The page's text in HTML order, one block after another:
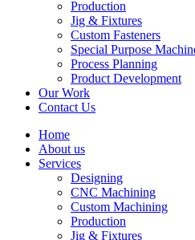
Production
Jig & Fixtures
Custom Fasteners
Special Purpose
Process Planning
Product Development
Our Work
Contact Us
Home
About us
Services
Designing
CNC Machining
Custom Machining
Production
Jig & Fixtures